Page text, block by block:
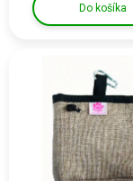
Do košíka